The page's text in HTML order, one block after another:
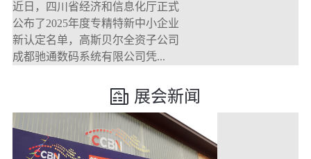
近日，四川省经济和信息化厅正式
公布了2025年度专精特新中小企业
新认定名单，高斯贝尔全资子公司
成都驰通数码系统有限公司凭...
展会新闻